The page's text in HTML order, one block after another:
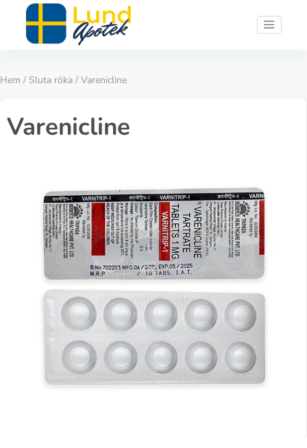
Hem / Sluta röka / Varenicline
Varenicline